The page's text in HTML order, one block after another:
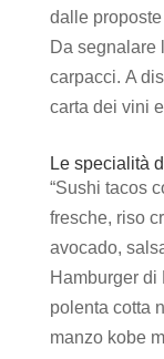
dalle
Da segnalare
carpacci. A
carta dei vini
Le specialità
“Sushi tacos
fresche, riso
avocado,
Hamburger di
polenta cotta
manzo kobe